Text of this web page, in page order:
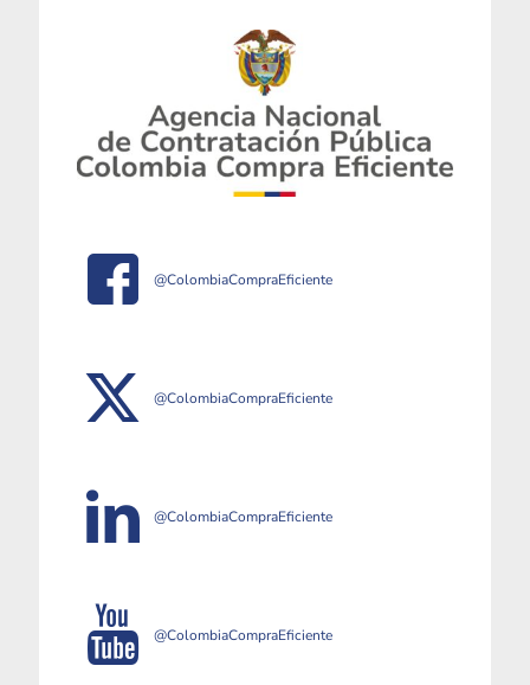
@ColombiaCompraEficiente
@ColombiaCompraEficiente
@ColombiaCompraEficiente
@ColombiaCompraEficiente